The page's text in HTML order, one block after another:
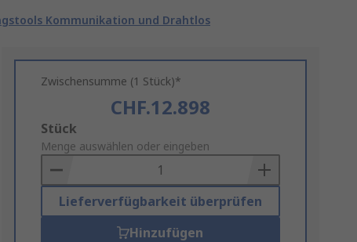
Kommunikation und Drahtlos
Zwischensumme (1 Stück)*
CHF.12.898
Add
to
Basket
Stück
Menge auswählen oder eingeben
Lieferverfügbarkeit überprüfen
Hinzufügen